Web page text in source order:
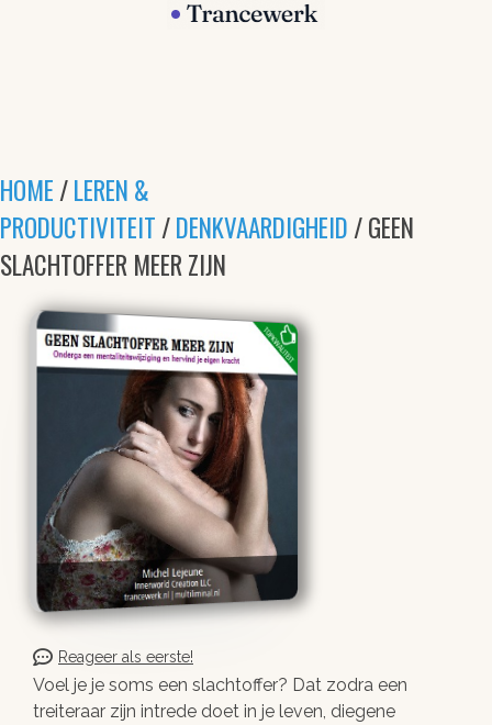
HOME/LEREN &
PRODUCTIVITEIT/DENKVAARDIGHEID/ GEEN
SLACHTOFFER MEER ZIJN
Reageer als eerste!
Voel je je soms een slachtoffer? Dat zodra een
treiteraar zijn intrede doet in je leven, diegene